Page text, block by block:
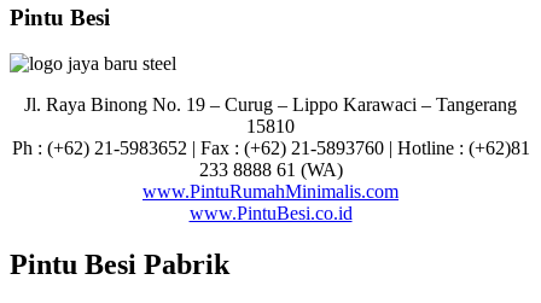
Pintu Besi
Jl. Raya Binong No. 19 – Curug – Lippo Karawaci – Tangerang
15810
Ph : (+62) 21-5983652 | Fax : (+62) 21-5893760 | Hotline : (+62)81
233 8888 61 (WA)
www.PintuRumahMinimalis.com
www.PintuBesi.co.id
Pintu Besi Pabrik